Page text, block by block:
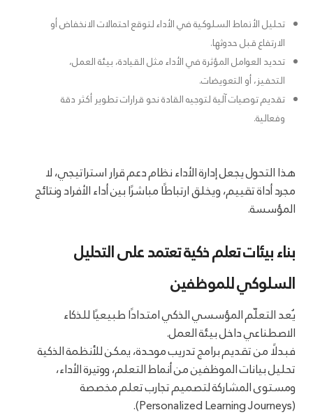
تحليل الأنماط السلوكية في الأداء لتوقع احتمالات الانخفاض أو
الارتفاع قبل حدوثها.
تحديد العوامل المؤثرة في الأداء مثل القيادة، بيئة العمل،
التحفيز، أو التعويضات.
تقديم توصيات آلية لتوجيه القادة نحو قرارات تطوير أكثر دقة
وفعالية.
هذا التحول يجعل إدارة الأداء نظام دعم قرار استراتيجي، لا
مجرد أداة تقييم، ويخلق ارتباطًا مباشرًا بين أداء الأفراد ونتائج
المؤسسة.
بناء بيئات تعلم ذكية تعتمد على التحليل
السلوكي للموظفين
يُعد التعلّم المؤسسي الذكي امتدادًا طبيعيًا للذكاء
الاصطناعي داخل بيئة العمل.
فبدلًا من تقديم برامج تدريب موحدة، يمكن للأنظمة الذكية
تحليل بيانات الموظفين من أنماط التعلم، ووتيرة الأداء،
ومستوى المشاركة لتصميم تجارب تعلم مخصصة
(Personalized Learning Journeys).